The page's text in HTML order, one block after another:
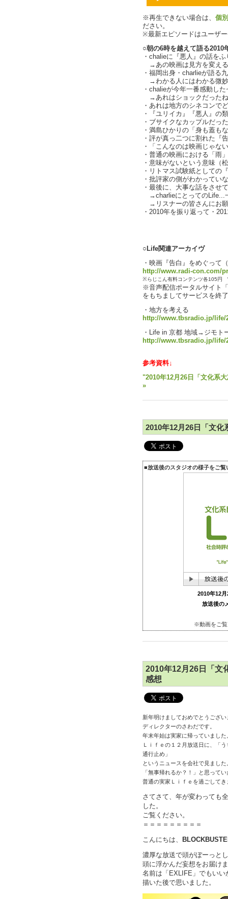
※再生できない場合は、 個
ださい。
※最新エピソードはユーザ
○朝の6時を越えて語る2010
・chalieに『悪人』の話を
→あの映画は見方を変え
・福岡出身・charlieが語る
→わかる人にはわかる微
・chalieが今年一番感動した
→あれはショックだった
・あれは地方のシネコンで
・『ユリイカ』『悪人』の
・ブサイクなカップルだっ
・満島ひかりの「身も蓋も
・評が真っ二つに割れた『
・「こんなのは映画じゃな
・普通の映画における「雨
・意味がないという意味（
・リトマス試験紙としての
・批評家の側がわかってい
・最後に、大事な話をさせ
→charlieにとってのLife...
→リスナーの皆さんにお
・2010年を振り返って・
○Life関連アーカイヴ
・映画『告白』をめぐって
http://www.radi-con.com/
※らじこん有料コンテンツ各105円
※音声配信ポータルサイト
をもちましてサービスを終
・地方を考える
http://www.tbsradio.jp/life/
・Life in 京都 地域→ジモト
http://www.tbsradio.jp/life/
参考資料↓
"2010年12月26日「文化系
»
2010年12月26日「文化
■放送後のスタジオの様子をご覧
2010年12
放送後の
※動画をご覧
2010年12月26日「文
感想
新年明けましておめでとうござい
ディレクターのさわだです。
年末年始は実家に帰っていました
Ｌｉｆｅの１２月放送日に、「
通行止め」
というニュースを会社で見まし
「無事帰れるか？！」と思って
普通の実家Ｌｉｆｅを過ごして
さてさて、年が変わっても
した。
ご覧ください。
＝＝＝＝＝＝＝＝＝
こんにちは、
濃厚な放送で頭がぼーっと
頭に浮かんだ妄想をお届け
名前は「EXLIFE」でもいい
描いた後で思いました。